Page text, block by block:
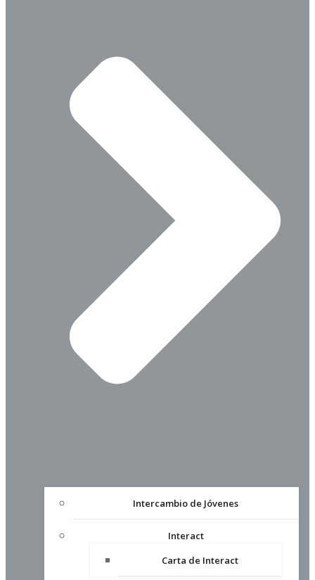
Intercambio de Jóvenes
Interact
Carta de Interact